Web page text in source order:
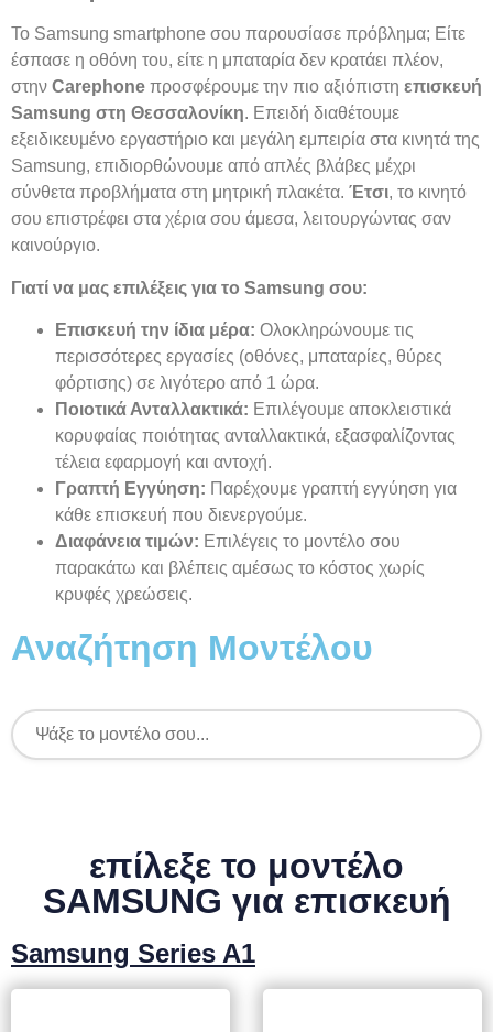
Το Samsung smartphone σου παρουσίασε πρόβλημα; Είτε
έσπασε η οθόνη του, είτε η μπαταρία δεν κρατάει πλέον,
στην Carephone προσφέρουμε την πιο αξιόπιστη επισκευή
Samsung στη Θεσσαλονίκη. Επειδή διαθέτουμε
εξειδικευμένο εργαστήριο και μεγάλη εμπειρία στα κινητά της
Samsung, επιδιορθώνουμε από απλές βλάβες μέχρι
σύνθετα προβλήματα στη μητρική πλακέτα. Έτσι, το κινητό
σου επιστρέφει στα χέρια σου άμεσα, λειτουργώντας σαν
καινούργιο.
Γιατί να μας επιλέξεις για το Samsung σου:
Επισκευή την ίδια μέρα: Ολοκληρώνουμε τις
περισσότερες εργασίες (οθόνες, μπαταρίες, θύρες
φόρτισης) σε λιγότερο από 1 ώρα.
Ποιοτικά Ανταλλακτικά: Επιλέγουμε αποκλειστικά
κορυφαίας ποιότητας ανταλλακτικά, εξασφαλίζοντας
τέλεια εφαρμογή και αντοχή.
Γραπτή Εγγύηση: Παρέχουμε γραπτή εγγύηση για
κάθε επισκευή που διενεργούμε.
Διαφάνεια τιμών: Επιλέγεις το μοντέλο σου
παρακάτω και βλέπεις αμέσως το κόστος χωρίς
κρυφές χρεώσεις.
Αναζήτηση Μοντέλου
επίλεξε το μοντέλο
SAMSUNG για επισκευή
Samsung Series A1